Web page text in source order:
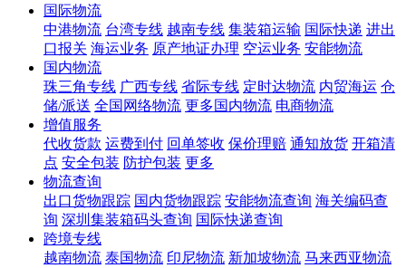
国际物流
中港物流 台湾专线 越南专线 集装箱运输 国际快递 进出
口报关 海运业务 原产地证办理 空运业务 安能物流
国内物流
珠三角专线 广西专线 省际专线 定时达物流 内贸海运 仓
储/派送 全国网络物流 更多国内物流 电商物流
增值服务
代收货款 运费到付 回单签收 保价理赔 通知放货 开箱清
点 安全包装 防护包装 更多
物流查询
出口货物跟踪 国内货物跟踪 安能物流查询 海关编码查
询 深圳集装箱码头查询 国际快递查询
跨境专线
越南物流 泰国物流 印尼物流 新加坡物流 马来西亚物流